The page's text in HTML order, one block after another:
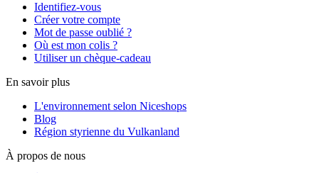
Identifiez-vous
Créer votre compte
Mot de passe oublié ?
Où est mon colis ?
Utiliser un chèque-cadeau
En savoir plus
L'environnement selon Niceshops
Blog
Région styrienne du Vulkanland
À propos de nous